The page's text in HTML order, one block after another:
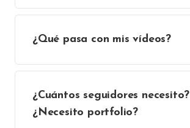
¿Qué pasa con mis vídeos?
¿Cuántos seguidores necesito?
¿Necesito portfolio?